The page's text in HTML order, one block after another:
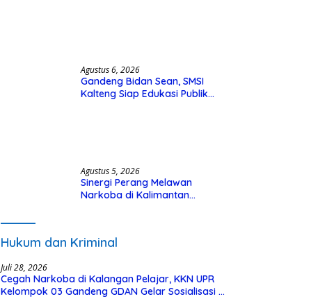
Agustus 6, 2026
Gandeng Bidan Sean, SMSI
Kalteng Siap Edukasi Publik
Agustus 5, 2026
Sinergi Perang Melawan
Narkoba di Kalimantan
Hukum dan Kriminal
Juli 28, 2026
Cegah Narkoba di Kalangan Pelajar, KKN UPR
Kelompok 03 Gandeng GDAN Gelar Sosialisasi di